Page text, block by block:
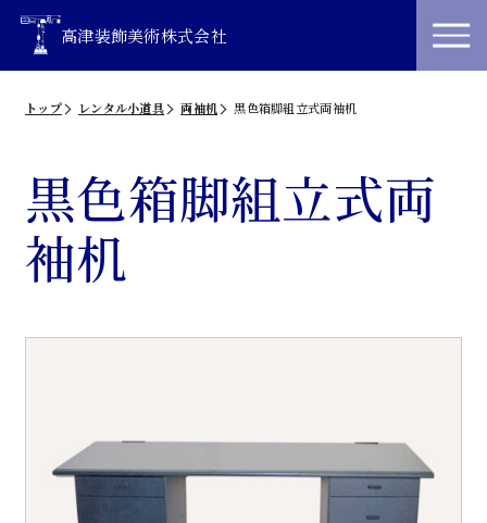
高津装飾美術株式会社
トップ レンタル小道具 両袖机 黒色箱脚組立式両袖机
黒色箱脚組立式両
袖机